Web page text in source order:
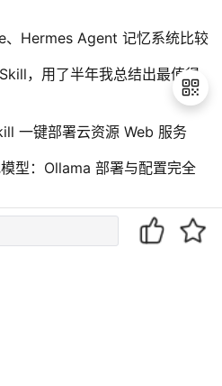
Hermes Agent 记忆系统比较
，用了半年我总结出最值得
一键部署云资源 Web 服务
型：Ollama 部署与配置完全
号验证了？最新ChatGPT图文
手机号验证难题